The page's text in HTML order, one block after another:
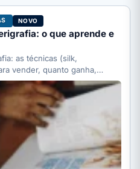
NOVO
o que aprende e
as técnicas (silk,
vender, quanto ganha,